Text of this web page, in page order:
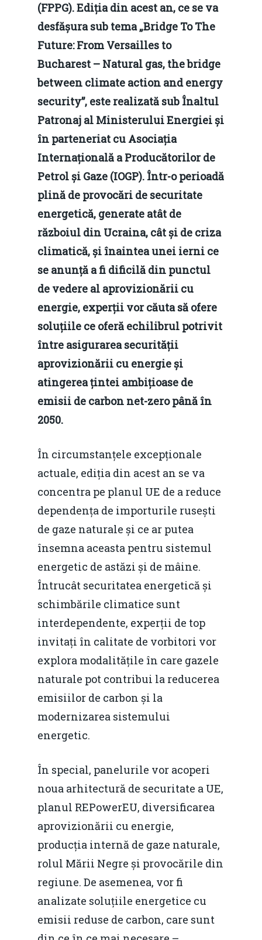
(FPPG). Ediția din acest an, ce se va
desfășura sub tema „Bridge To The
Future: From Versailles to
Bucharest – Natural gas, the bridge
between climate action and energy
security”, este realizată sub Înaltul
Patronaj al Ministerului Energiei și
în parteneriat cu Asociația
Internațională a Producătorilor de
Petrol și Gaze (IOGP). Într-o perioadă
plină de provocări de securitate
energetică, generate atât de
războiul din Ucraina, cât și de criza
climatică, și înaintea unei ierni ce
se anunță a fi dificilă din punctul
de vedere al aprovizionării cu
energie, experții vor căuta să ofere
soluțiile ce oferă echilibrul potrivit
între asigurarea securității
aprovizionării cu energie și
atingerea țintei ambițioase de
emisii de carbon net-zero până în
2050.
În circumstanțele excepționale
actuale, ediția din acest an se va
concentra pe planul UE de a reduce
dependența de importurile rusești
de gaze naturale și ce ar putea
însemna aceasta pentru sistemul
energetic de astăzi și de mâine.
Întrucât securitatea energetică și
schimbările climatice sunt
interdependente, experții de top
invitați în calitate de vorbitori vor
explora modalitățile în care gazele
naturale pot contribui la reducerea
emisiilor de carbon și la
modernizarea sistemului
energetic.
În special, panelurile vor acoperi
noua arhitectură de securitate a UE,
planul REPowerEU, diversificarea
aprovizionării cu energie,
producția internă de gaze naturale,
rolul Mării Negre și provocările din
regiune. De asemenea, vor fi
analizate soluțiile energetice cu
emisii reduse de carbon, care sunt